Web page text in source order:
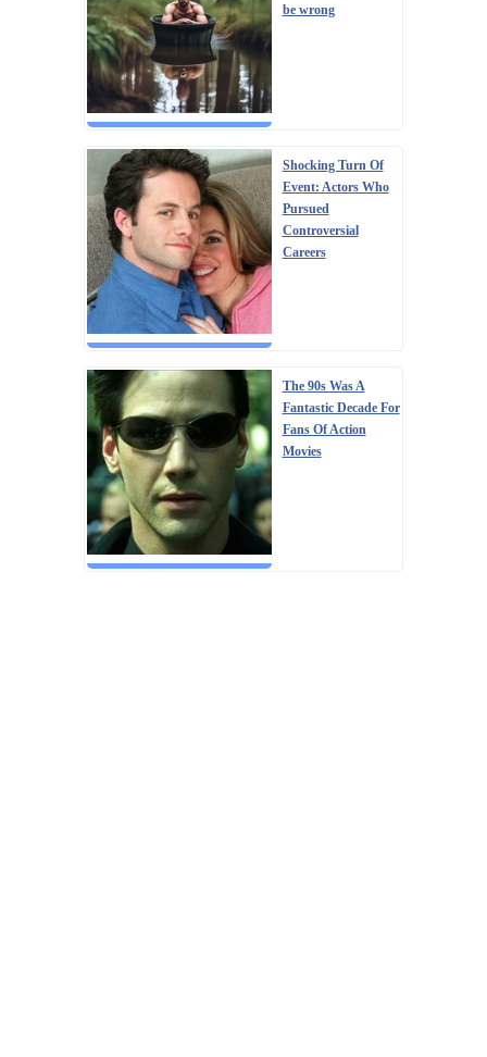
be wrong
Shocking Turn Of
Event: Actors Who
Pursued
Controversial
Careers
The 90s Was A
Fantastic Decade For
Fans Of Action
Movies